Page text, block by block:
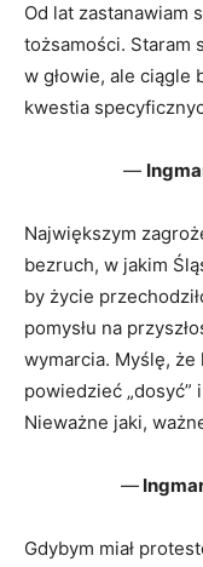
Od lat zastanawiam
tożsamości. Staram
w głowie, ale ciągle
kwestia
—
Największym
bezruch, w jakim
by życie
pomysłu na
wymarcia. Myślę, że
powiedzieć „dosyć”
Nieważne jaki,
—
Gdybym miał